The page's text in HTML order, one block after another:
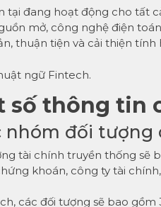
tại đang hoạt động cho tất
mở, công nghệ điện
thuận tiện và cải thiện
số thông tin
nhóm đối
tài chính truyền thống sẽ
khoán, công ty tài
các đối tượng sẽ bao